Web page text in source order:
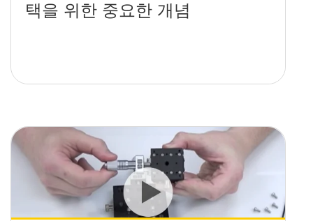
택을 위한 중요한 개념